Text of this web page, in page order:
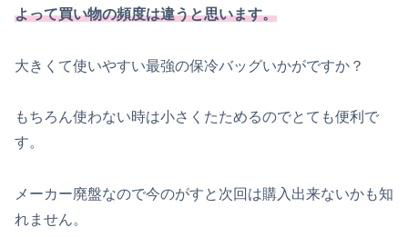
よって買い物の頻度は違うと思います。
大きくて使いやすい最強の保冷バッグいかがですか？
もちろん使わない時は小さくたためるのでとても便利で
す。
メーカー廃盤なので今のがすと次回は購入出来ないかも知
れません。